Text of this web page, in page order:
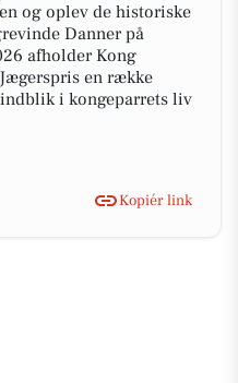
og oplev de historiske
Danner på
afholder Kong
en række
i kongeparrets liv
Kopiér link